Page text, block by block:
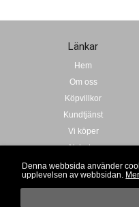
Denna webbsida använder
upplevelsen av webbsidan.
Länkar
Hem
Om oss
Köpvillkor
Kundtjänst
Vi köper
Nyheter
Kalender
Copyright © 2009-2020